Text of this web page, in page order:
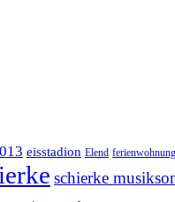
eisstadion Elend ferienwohnung
schierke